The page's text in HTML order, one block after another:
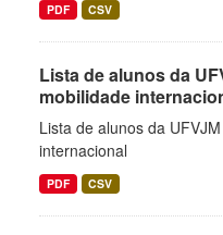
PDF CSV
Lista de alunos da
mobilidade
Lista de alunos da
internacional
PDF CSV